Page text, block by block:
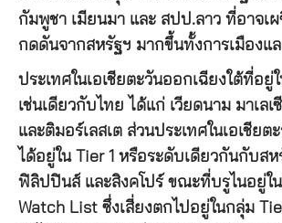
กัมพูชา เมียนมา และ สปป.ลาว ที่อาจเ
กดดันจากสหรัฐฯ มากขึ้นทั้งการเมืองแ
ประเทศในเอเชียตะวันออกเฉียงใต้ที่อยู่
เช่นเดียวกับไทย ได้แก่ เวียดนาม มาเลเ
และติมอร์เลสเต ส่วนประเทศในเอเชียต
ได้อยู่ใน Tier 1 หรือระดับเดียวกันกับสห
ฟิลิปปินส์ และสิงคโปร์ ขณะที่บรูไนอยู่ใ
Watch List ซึ่งเสี่ยงตกไปอยู่ในกลุ่ม